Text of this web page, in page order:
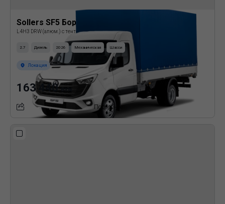
Sollers SF5 Бортовая платформа с тентом
L4H3 DRW (алюм.) с тентом
2.7 Дизель 2026 Механическая Шасси
Локация
163 440 BYN
Подробнее